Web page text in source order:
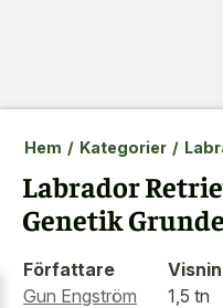
Hem / Kategorier /
Labrador
Genetik
Författare
Gun Engström
1,5 tn